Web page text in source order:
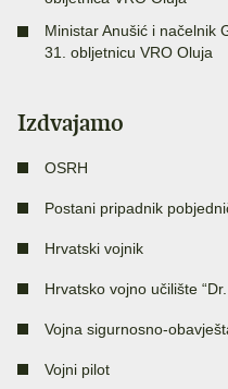
Ministar Anušić i načelnik
31. obljetnicu VRO Oluja
Izdvajamo
OSRH
Postani pripadnik
Hrvatski vojnik
Hrvatsko vojno učilište
Vojna sigurnosno-
Vojni pilot